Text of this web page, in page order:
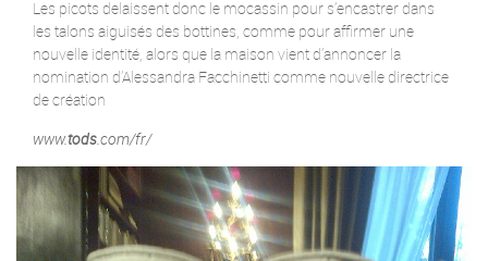
Les picots delaissent donc le mocassin pour s’encastrer dans
les talons aiguisés des bottines, comme pour affirmer une
nouvelle identité, alors que la maison vient d’annoncer la
nomination d’Alessandra Facchinetti comme nouvelle directrice
de création
www.tods.com/fr/